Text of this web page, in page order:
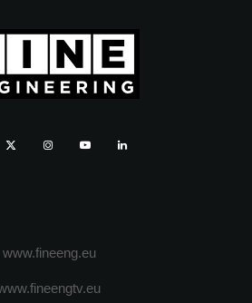
www.fineeng.eu